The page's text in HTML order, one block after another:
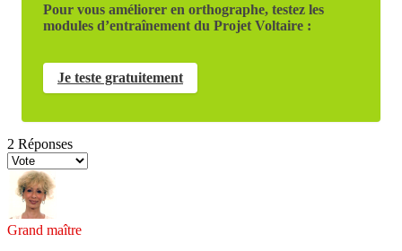
Pour vous améliorer en orthographe, testez les
modules d’entraînement du Projet Voltaire :
Je teste gratuitement
2 Réponses
Grand maître